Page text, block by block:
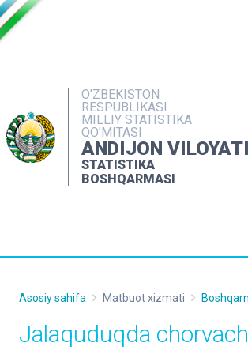
O'ZBEKISTON
RESPUBLIKASI
MILLIY STATISTIKA
QO'MITASI
ANDIJON VILOYATI
STATISTIKA
BOSHQARMASI
NASHRLAR
INTERAKTIV XIZMATLAR
MATBUOT XIZMATI
MUROJAATLAR
Asosiy sahifa Matbuot xizmati
Jalaquduqda